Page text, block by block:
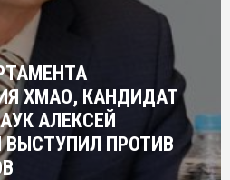
ХМАО, КАНДИДАТ
АЛЕКСЕЙ
ПРОТИВ